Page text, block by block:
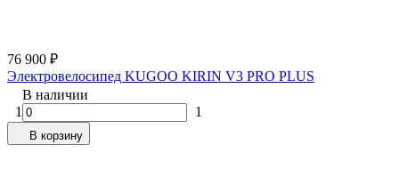
76 900 ₽
Электровелосипед KUGOO KIRIN V3 PRO PLUS
В наличии
1
1
В корзину